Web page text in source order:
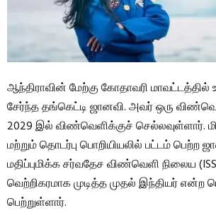
ஆந்திராவின் மேற்கு கோதாவரி
சேர்ந்த தங்கெட்டி ஜானவி. அவர் ஒரு
2029 இல் விண்வெளிக்குச் செல்லவுள்ளார்.
மற்றும் தொடர்பு பொறியியலில் பட்டம் பெற்ற
மதிப்புமிக்க சர்வதேச விண்வெளி நிலைய
வெற்றிகரமாக முடித்த முதல் இந்தியர் என்ற
பெற்றுள்ளார்.